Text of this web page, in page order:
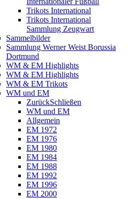
Trikots International
Trikots International
Sammlung Zeugwart
Sammelbilder
Sammlung Werner Weist Borussia
Dortmund
WM & EM Highlights
WM & EM Highlights
WM & EM Trikots
WM und EM
ZurückSchließen
WM und EM
Allgemein
EM 1972
EM 1976
EM 1980
EM 1984
EM 1988
EM 1992
EM 1996
EM 2000